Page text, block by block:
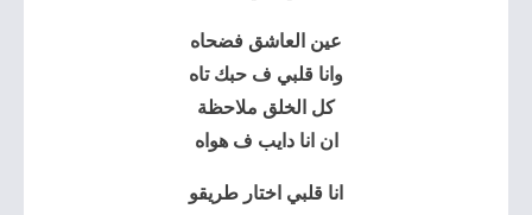
عين العاشق فضحاه
وانا قلبي ف حبك تاه
كل الخلق ملاحظة
ان انا دايب ف هواه
انا قلبي اختار طريقو